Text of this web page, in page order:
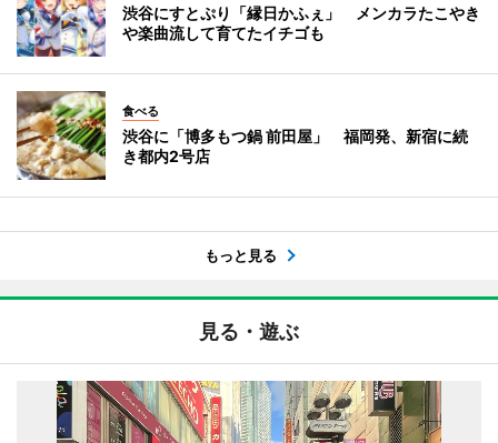
渋谷にすとぷり「縁日かふぇ」 メンカラたこやき
や楽曲流して育てたイチゴも
食べる
渋谷に「博多もつ鍋 前田屋」 福岡発、新宿に続
き都内2号店
もっと見る
見る・遊ぶ